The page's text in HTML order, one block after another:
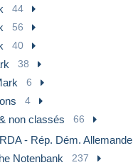
44
56
40
38
6
4
non classés 66
- Rép. Dém. Allemande
Notenbank 237